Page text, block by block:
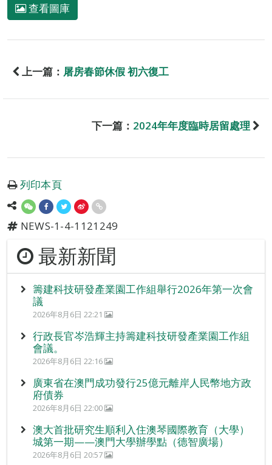
查看圖庫
上一篇： 屠房春節休假 初六復工
下一篇： 2024年年度臨時居留處理
列印本頁
NEWS-1-4-1121249
最新新聞
籌建科技研發產業園工作組舉行2026年第一次會
議
2026年8月6日 22:21
行政長官岑浩輝主持籌建科技研發產業園工作組
會議。
2026年8月6日 22:16
廣東省在澳門成功發行25億元離岸人民幣地方政
府債券
2026年8月6日 22:00
澳大首批研究生順利入住澳琴國際教育（大學）
城第一期——澳門大學辦學點（德智廣場）
2026年8月6日 20:57